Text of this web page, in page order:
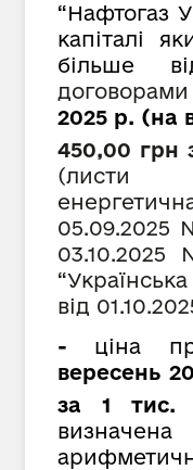
“Нафтогаз
капіталі
більше
2025 р. (на
450,00 грн
(листи
05.09.2025
від
- ціна
вересень
за 1 тис.